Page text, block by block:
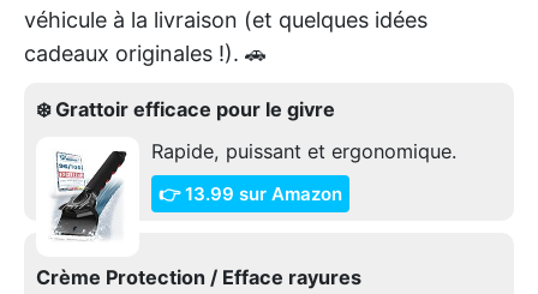
véhicule à la livraison (et quelques idées
cadeaux originales !). 🚗
❄️ Grattoir efficace pour le givre
Rapide, puissant et ergonomique.
👉 13.99 sur Amazon
Crème Protection / Efface rayures